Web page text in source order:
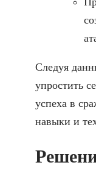
Следуя
упростить
успеха в
навыки и